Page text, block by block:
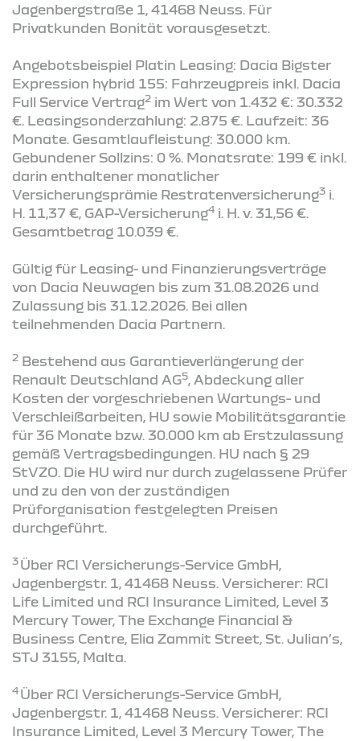
Jagenbergstraße 1, 41468 Neuss. Für
Privatkunden Bonität vorausgesetzt.
Angebotsbeispiel Platin Leasing: Dacia Bigster
Expression hybrid 155: Fahrzeugpreis inkl. Dacia
Full Service Vertrag2 im Wert von 1.432 €: 30.332
€. Leasingsonderzahlung: 2.875 €. Laufzeit: 36
Monate. Gesamtlaufleistung: 30.000 km.
Gebundener Sollzins: 0 %. Monatsrate: 199 € inkl.
darin enthaltener monatlicher
Versicherungsprämie Restratenversicherung3 i.
H. 11,37 €, GAP-Versicherung4 i. H. v. 31,56 €.
Gesamtbetrag 10.039 €.
Gültig für Leasing- und Finanzierungsverträge
von Dacia Neuwagen bis zum 31.08.2026 und
Zulassung bis 31.12.2026. Bei allen
teilnehmenden Dacia Partnern.
2 Bestehend aus Garantieverlängerung der
Renault Deutschland AG5, Abdeckung aller
Kosten der vorgeschriebenen Wartungs- und
Verschleißarbeiten, HU sowie Mobilitätsgarantie
für 36 Monate bzw. 30.000 km ab Erstzulassung
gemäß Vertragsbedingungen. HU nach § 29
StVZO. Die HU wird nur durch zugelassene Prüfer
und zu den von der zuständigen
Prüforganisation festgelegten Preisen
durchgeführt.
3 Über RCI Versicherungs-Service GmbH,
Jagenbergstr. 1, 41468 Neuss. Versicherer: RCI
Life Limited und RCI Insurance Limited, Level 3
Mercury Tower, The Exchange Financial &
Business Centre, Elia Zammit Street, St. Julian’s,
STJ 3155, Malta.
4 Über RCI Versicherungs-Service GmbH,
Jagenbergstr. 1, 41468 Neuss. Versicherer: RCI
Insurance Limited, Level 3 Mercury Tower, The